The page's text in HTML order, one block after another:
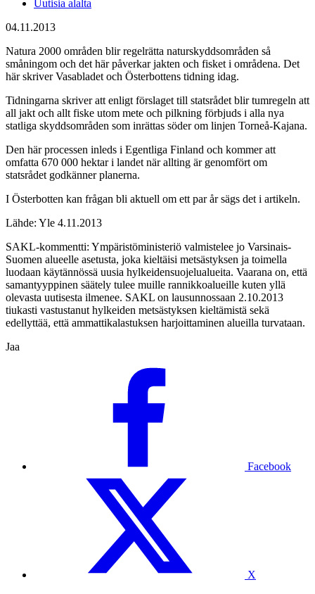
Uutisia alalta
04.11.2013
Natura 2000 områden blir regelrätta naturskyddsområden så
småningom och det här påverkar jakten och fisket i områdena. Det
här skriver Vasabladet och Österbottens tidning idag.
Tidningarna skriver att enligt förslaget till statsrådet blir tumregeln att
all jakt och allt fiske utom mete och pilkning förbjuds i alla nya
statliga skyddsområden som inrättas söder om linjen Torneå-Kajana.
Den här processen inleds i Egentliga Finland och kommer att
omfatta 670 000 hektar i landet när allting är genomfört om
statsrådet godkänner planerna.
I Österbotten kan frågan bli aktuell om ett par år sägs det i artikeln.
Lähde: Yle 4.11.2013
SAKL-kommentti: Ympäristöministeriö valmistelee jo Varsinais-
Suomen alueelle asetusta, joka kieltäisi metsästyksen ja toimella
luodaan käytännössä uusia hylkeidensuojelualueita. Vaarana on, että
samantyyppinen säätely tulee muille rannikkoalueille kuten yllä
olevasta uutisesta ilmenee. SAKL on lausunnossaan 2.10.2013
tiukasti vastustanut hylkeiden metsästyksen kieltämistä sekä
edellyttää, että ammattikalastuksen harjoittaminen alueilla turvataan.
Jaa
Facebook
X